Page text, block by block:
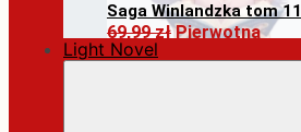
Saga Winlandzka tom 11
69,99zł Pierwotna
cena wynosiła:
Light Novel